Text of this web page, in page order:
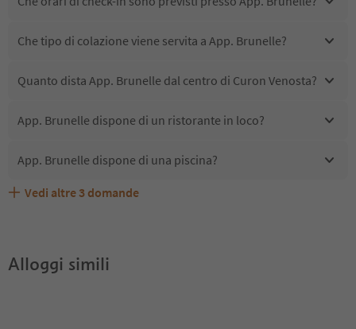
Che tipo di colazione viene servita a App. Brunelle?
Quanto dista App. Brunelle dal centro di Curon Venosta?
App. Brunelle dispone di un ristorante in loco?
App. Brunelle dispone di una piscina?
App. Brunelle accetta animali domestici?
Quali servizi/attività sono disponibili presso App.
Gli ospiti di App. Brunelle ricevono l'Alto Adige Guest
Vedi altre 3 domande
Alloggi simili